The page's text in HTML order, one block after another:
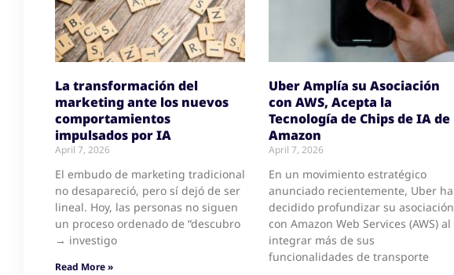
La transformación del
marketing ante los nuevos
comportamientos
impulsados por IA
April 7, 2026
El embudo de marketing tradicional
no desapareció, pero sí dejó de ser
lineal. Hoy, las personas no siguen
un proceso ordenado de “descubro
→ investigo
Read More »
Uber Amplía su Asociación
con AWS, Acepta la
Tecnología de Chips de IA de
Amazon
April 7, 2026
En un movimiento estratégico
anunciado recientemente, Uber ha
decidido profundizar su asociación
con Amazon Web Services (AWS) al
integrar más de sus
funcionalidades de transporte